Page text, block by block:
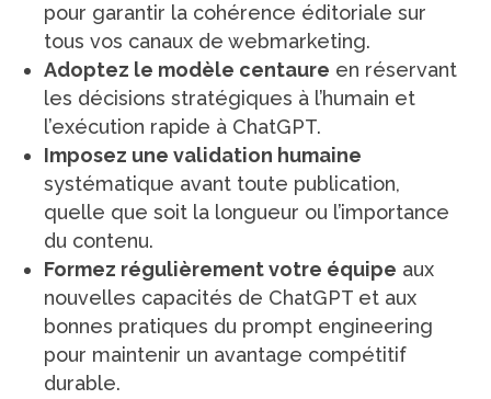
pour garantir la cohérence éditoriale sur
tous vos canaux de webmarketing.
Adoptez le modèle centaure en réservant
les décisions stratégiques à l’humain et
l’exécution rapide à ChatGPT.
Imposez une validation humaine
systématique avant toute publication,
quelle que soit la longueur ou l’importance
du contenu.
Formez régulièrement votre équipe aux
nouvelles capacités de ChatGPT et aux
bonnes pratiques du prompt engineering
pour maintenir un avantage compétitif
durable.